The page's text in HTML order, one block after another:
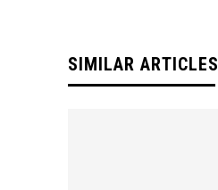
SIMILAR ARTICLES